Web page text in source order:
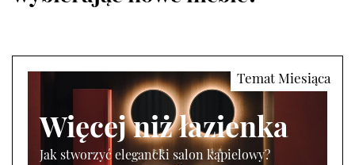
Więcej niż łazienka
Jak stworzyć elegancki salon kąpielowy?